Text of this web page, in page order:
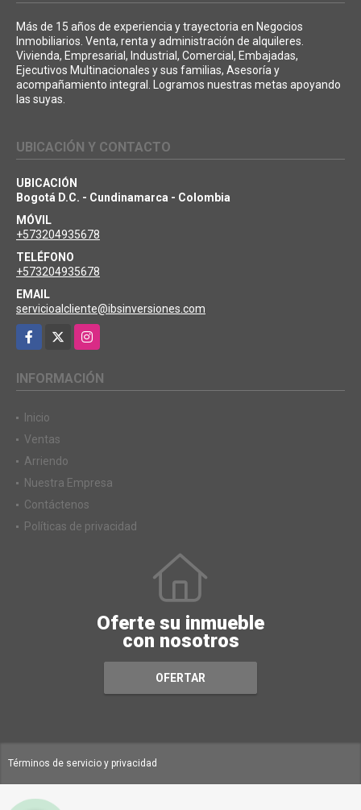
Más de 15 años de experiencia y trayectoria en Negocios
Inmobiliarios. Venta, renta y administración de alquileres.
Vivienda, Empresarial, Industrial, Comercial, Embajadas,
Ejecutivos Multinacionales y sus familias, Asesoría y
acompañamiento integral. Logramos nuestras metas apoyando
las suyas.
UBICACIÓN
Bogotá D.C. - Cundinamarca - Colombia
MÓVIL
+573204935678
TELÉFONO
+573204935678
EMAIL
servicioalcliente@ibsinversiones.com
Facebook
Instagram
Inicio
Ventas
Arriendo
Nuestra Empresa
Contáctenos
Oferte su inmueble
con nosotros
OFERTAR
Términos de servicio y privacidad